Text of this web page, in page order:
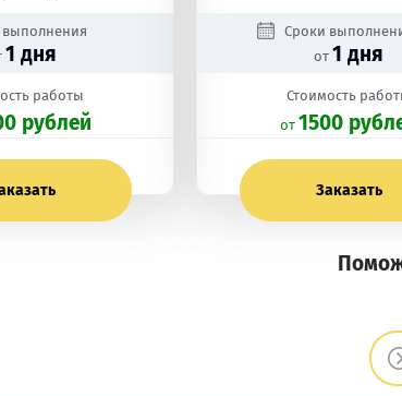
1 дня
работы
рублей
Сроки
от 1 дня
Стоимость
oт 1500
Заказать